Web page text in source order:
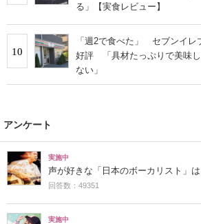
る」【実食レビュー】
10
「週2で食べた」 セブンイレ
好評 「具材たっぷりで美味
ない」
アンケート
実施中
声が好きな「日本のボーカリスト」は
回答数：49351
実施中